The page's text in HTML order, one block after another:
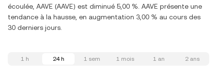
écoulée, AAVE (AAVE) est diminué 5,00 %. AAVE présente une
tendance à la hausse, en augmentation 3,00 % au cours des
30 derniers jours.
1 h 24 h 1 sem 1 mois 1 an 2 ans